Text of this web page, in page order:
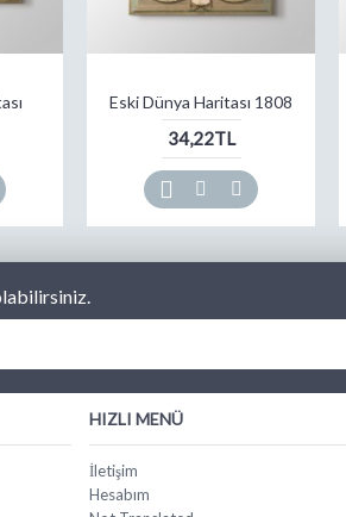
Eski Dünya Haritası 1808
34,22TL
HIZLI MENÜ
İletişim
Hesabım